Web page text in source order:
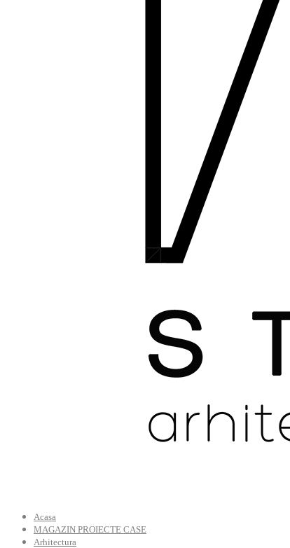
Acasa
MAGAZIN PROIECTE CASE
Arhitectura